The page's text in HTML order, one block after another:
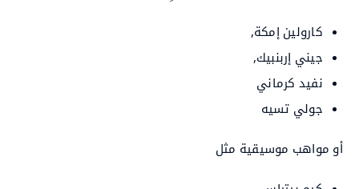
كارولين إمكة,
جيني إربنبيك,
نفيد كرماني
جولي تسيه
أو مواهب موسيقية مثل